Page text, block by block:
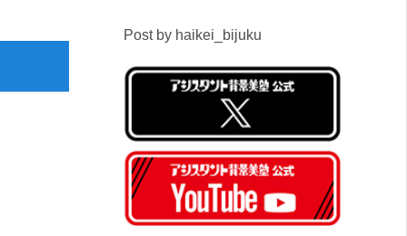
Post by haikei_bijuku